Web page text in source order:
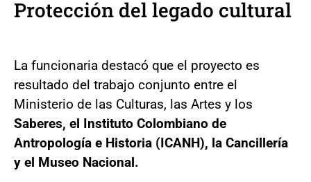
Protección del legado cultural
La funcionaria destacó que el proyecto es
resultado del trabajo conjunto entre el
Ministerio de las Culturas, las Artes y los
Saberes, el Instituto Colombiano de
Antropología e Historia (ICANH), la Cancillería
y el Museo Nacional.